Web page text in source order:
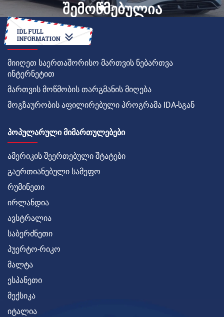
შემოწმებულია
ᲠᲝᲒᲝᲠ
მიიღეთ საერთაშორისო მართვის ნებართვა
ინტერნეტით
მართვის მოწმობის თარგმანის მიღება
მოგზაურობის აფილირებული პროგრამა IDA-სგან
ᲞᲝᲞᲣᲚᲐᲠᲣᲚᲘ ᲛᲘᲛᲐᲠᲗᲣᲚᲔᲑᲔᲑᲘ
ამერიკის შეერთებული შტატები
გაერთიანებული სამეფო
რუმინეთი
ირლანდია
ავსტრალია
საბერძნეთი
პუერტო-რიკო
მალტა
ესპანეთი
მექსიკა
იტალია